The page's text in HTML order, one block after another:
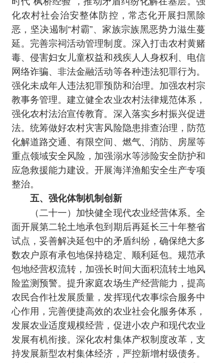
化农村社会治安整体防控，常态化开展扫黑除
恶，坚决遏制“村霸”、家族宗族黑恶势力滋生蔓
延。完善宗祠活动管理制度。深入打击农村黄赌
毒、侵害妇女儿童权益和残疾人人身权利、电信
网络诈骗、非法金融活动等各种违法犯罪行为。
强化未成年人违法犯罪预防和治理。加强农村宗
教事务管理。建立健全农业农村法律规范体系，
强化农村法治宣传教育。深入落实乡村振兴促进
法。统筹做好农村灾害风险隐患排查治理，防范
化解道路交通、有限空间、燃气、消防、房屋等
重点领域安全风险，加强溺水等涉险安全防护和
应急救援能力建设。开展海洋渔船安全生产专项
整治。
五、强化体制机制创新
（二十一）加快健全现代农业经营体系。全
面开展第二轮土地承包到期后再延长三十年整省
试点，妥善解决延包中的矛盾纠纷，确保绝大多
数农户原有承包地保持稳定、顺利延包。规范承
包地经营权流转，加强长时间大面积流转土地风
险监测预警。提升家庭农场生产经营能力，提高
农民合作社发展质量，发挥现代农事综合服务中
心作用，完善便捷高效的农业社会化服务体系，
发展农业适度规模经营，促进小农户和现代农业
发展有机衔接。深化农村集体产权制度改革，支
持发展新型农村集体经济，严控新增村级债务。